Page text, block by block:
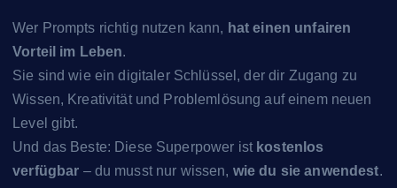
Wer Prompts richtig nutzen kann, hat einen unfairen
Vorteil im Leben.
Sie sind wie ein digitaler Schlüssel, der dir Zugang zu
Wissen, Kreativität und Problemlösung auf einem neuen
Level gibt.
Und das Beste: Diese Superpower ist kostenlos
verfügbar – du musst nur wissen, wie du sie anwendest.